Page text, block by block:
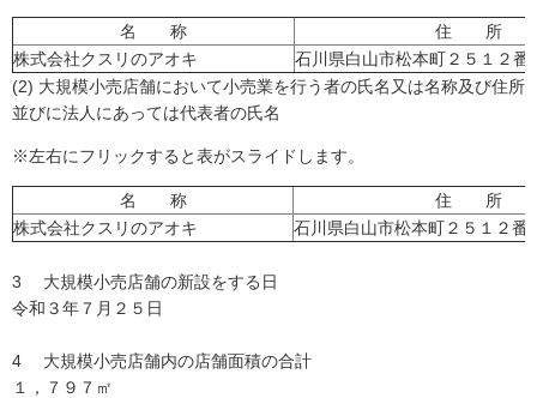
名 称
住 所
株式会社クスリのアオキ
石川県白山市松本町２５１２番
(2) 大規模小売店舗において小売業を行う者の氏名又は名称及び住所
並びに法人にあっては代表者の氏名
※左右にフリックすると表がスライドします。
名 称
住 所
株式会社クスリのアオキ
石川県白山市松本町２５１２番
3 大規模小売店舗の新設をする日
令和３年７月２５日
4 大規模小売店舗内の店舗面積の合計
１，７９７㎡